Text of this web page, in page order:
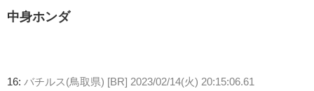
中身ホンダ
16: バチルス(鳥取県) [BR] 2023/02/14(火) 20:15:06.61